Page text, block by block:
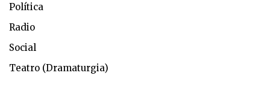
Política
Radio
Social
Teatro (Dramaturgia)